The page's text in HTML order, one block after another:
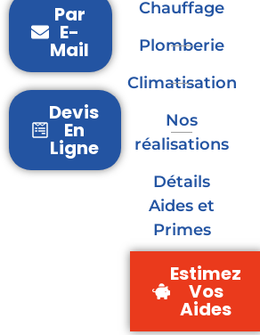
Par
E-
Mail
Devis
En
Ligne
Chauffage
Plomberie
Climatisation
Nos
réalisations
Détails
Aides et
Primes
Estimez
Vos
Aides